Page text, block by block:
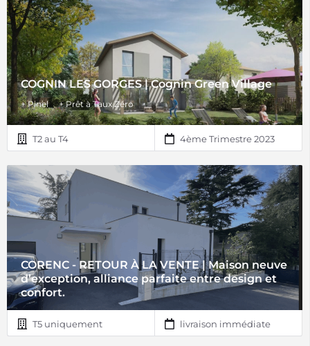
COGNIN LES GORGES | Cognin Green Village
+ Pinel + Prêt à Taux Zéro
T2 au T4 4ème Trimestre 2023
CORENC - RETOUR À LA VENTE | Maison neuve
d’exception, alliance parfaite entre design et
confort.
T5 uniquement livraison immédiate